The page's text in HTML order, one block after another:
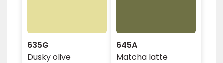
635G
Dusky olive
645A
Matcha latte